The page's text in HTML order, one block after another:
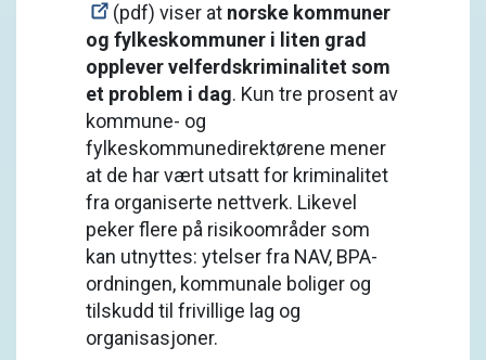
(pdf) viser at norske kommuner
og fylkeskommuner i liten grad
opplever velferdskriminalitet som
et problem i dag. Kun tre prosent av
kommune- og
fylkeskommunedirektørene mener
at de har vært utsatt for kriminalitet
fra organiserte nettverk. Likevel
peker flere på risikoområder som
kan utnyttes: ytelser fra NAV, BPA-
ordningen, kommunale boliger og
tilskudd til frivillige lag og
organisasjoner.